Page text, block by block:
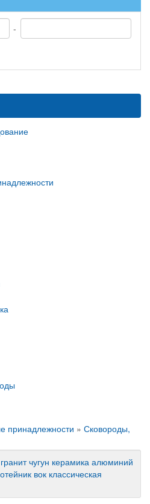
-
принадлежности » Сковороды,
гранит чугун керамика алюминий
вок классическая